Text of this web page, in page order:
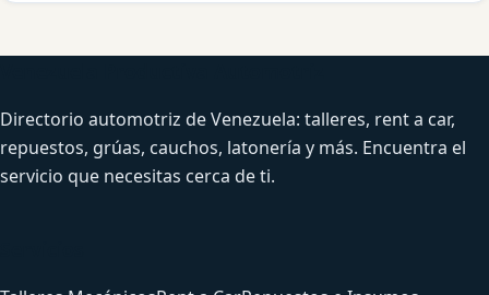
Directorio automotriz de Venezuela: talleres, rent a car,
repuestos, grúas, cauchos, latonería y más. Encuentra el
servicio que necesitas cerca de ti.